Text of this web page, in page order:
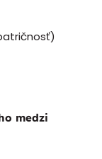
medzi